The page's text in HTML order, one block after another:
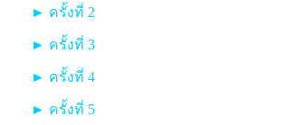
► ครั้งที่ 2
► ครั้งที่ 3
► ครั้งที่ 4
► ครั้งที่ 5